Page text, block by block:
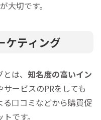
大切です。
ケティング
は、 知名度の高いイン
サービスのPRをしても
口コミなどから購買促
です。